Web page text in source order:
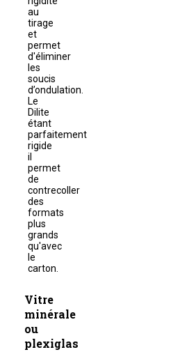
au
tirage
et
permet
d'éliminer
les
soucis
d’ondulation.
Le
Dilite
étant
parfaitement
rigide
il
permet
de
contrecoller
des
formats
plus
grands
qu'avec
le
carton.
Vitre
minérale
ou
plexiglas